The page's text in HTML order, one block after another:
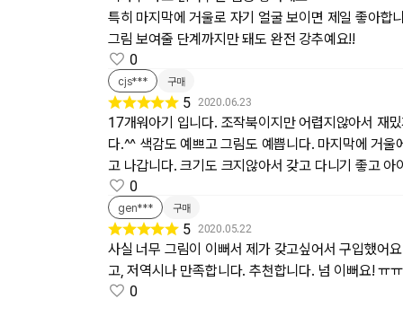
특히 마지막에 거울로 자기 얼굴 보이면 제일 좋아합
그림 보여줄 단계까지만 돼도 완전 강추예요!!
0
cjs*** 구매
5 2020.06.23
17개워아기 입니다. 조작북이지만 어렵지않아서 재
다.^^ 색감도 예쁘고 그림도 예쁩니다. 마지막에 거
고 나갑니다. 크기도 크지않아서 갖고 다니기 좋고 아
0
gen*** 구매
5 2020.05.22
사실 너무 그림이 이뻐서 제가 갖고싶어서 구입했어
고, 저역시나 만족합니다. 추천합니다. 넘 이뻐요! ㅠ
0